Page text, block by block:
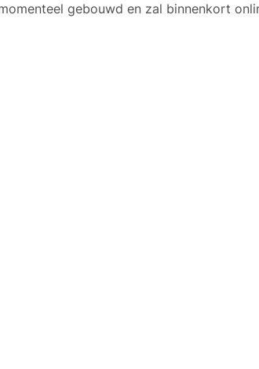
gebouwd en zal binnenkort